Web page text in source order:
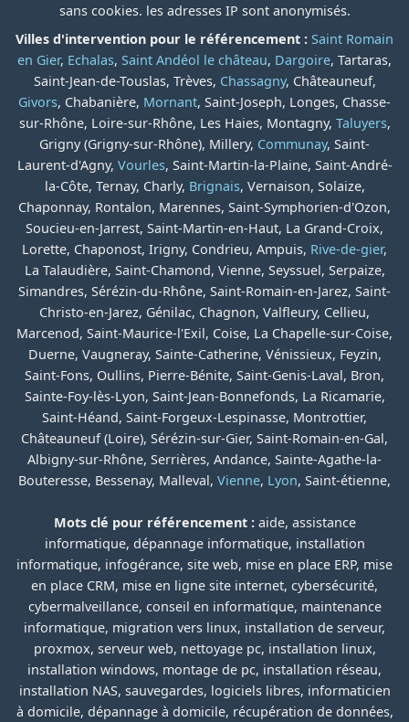
sans cookies. les adresses IP sont anonymisés.
Villes d'intervention pour le référencement : Saint Romain
en Gier, Echalas, Saint Andéol le château, Dargoire, Tartaras,
Saint-Jean-de-Touslas, Trèves, Chassagny, Châteauneuf,
Givors, Chabanière, Mornant, Saint-Joseph, Longes, Chasse-
sur-Rhône, Loire-sur-Rhône, Les Haies, Montagny, Taluyers,
Grigny (Grigny-sur-Rhône), Millery, Communay, Saint-
Laurent-d'Agny, Vourles, Saint-Martin-la-Plaine, Saint-André-
la-Côte, Ternay, Charly, Brignais, Vernaison, Solaize,
Chaponnay, Rontalon, Marennes, Saint-Symphorien-d'Ozon,
Soucieu-en-Jarrest, Saint-Martin-en-Haut, La Grand-Croix,
Lorette, Chaponost, Irigny, Condrieu, Ampuis, Rive-de-gier,
La Talaudière, Saint-Chamond, Vienne, Seyssuel, Serpaize,
Simandres, Sérézin-du-Rhône, Saint-Romain-en-Jarez, Saint-
Christo-en-Jarez, Génilac, Chagnon, Valfleury, Cellieu,
Marcenod, Saint-Maurice-l'Exil, Coise, La Chapelle-sur-Coise,
Duerne, Vaugneray, Sainte-Catherine, Vénissieux, Feyzin,
Saint-Fons, Oullins, Pierre-Bénite, Saint-Genis-Laval, Bron,
Sainte-Foy-lès-Lyon, Saint-Jean-Bonnefonds, La Ricamarie,
Saint-Héand, Saint-Forgeux-Lespinasse, Montrottier,
Châteauneuf (Loire), Sérézin-sur-Gier, Saint-Romain-en-Gal,
Albigny-sur-Rhône, Serrières, Andance, Sainte-Agathe-la-
Bouteresse, Bessenay, Malleval, Vienne, Lyon, Saint-étienne,
Mots clé pour référencement :aide, assistance
informatique, dépannage informatique, installation
informatique, infogérance, site web, mise en place ERP, mise
en place CRM, mise en ligne site internet, cybersécurité,
cybermalveillance, conseil en informatique, maintenance
informatique, migration vers linux, installation de serveur,
proxmox, serveur web, nettoyage pc, installation linux,
installation windows, montage de pc, installation réseau,
installation NAS, sauvegardes, logiciels libres, informaticien
à domicile, dépannage à domicile, récupération de données,